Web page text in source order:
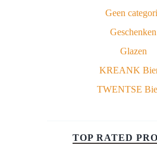
Geen
Geschenken
Glazen
KREANK
TWENTSE
TOP RATED